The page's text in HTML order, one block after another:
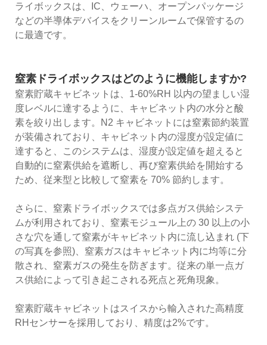
ライボックスは、IC、ウェーハ、オープンパッケージ
などの半導体デバイスをクリーンルームで保管するの
に最適です。
窒素ドライボックスはどのように機能しますか?
窒素貯蔵キャビネットは、1-60%RH 以内の望ましい湿
度レベルに達するように、キャビネット内の水分と酸
素を絞り出します。N2 キャビネットには窒素節約装置
が装備されており、キャビネット内の湿度が設定値に
達すると、このシステムは、湿度が設定値を超えると
自動的に窒素供給を遮断し、再び窒素供給を開始する
ため、従来型と比較して窒素を 70% 節約します。
さらに、窒素ドライボックスでは多点ガス供給システ
ムが利用されており、窒素モジュール上の 30 以上の小
さな穴を通して窒素がキャビネット内に流し込まれ (下
の写真を参照)、窒素ガスはキャビネット内に均等に分
散され、窒素ガスの発生を防ぎます。従来の単一点ガ
ス供給によって引き起こされる死点と死角現象。
窒素貯蔵キャビネットはスイスから輸入された高精度
RHセンサーを採用しており、精度は2%です。